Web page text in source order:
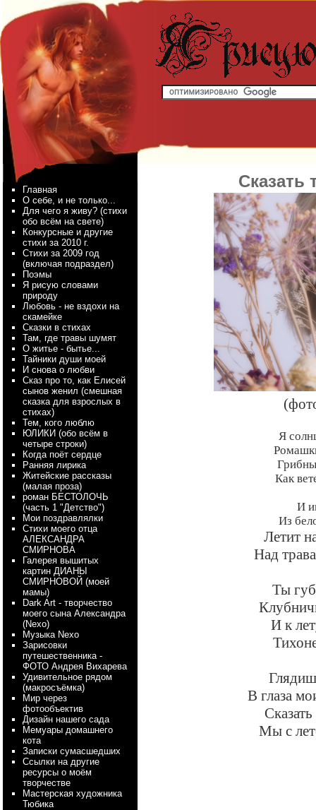
Главная
О себе, и не только...
Для чего я живу? (стихи
обо всём на свете)
Конкурсные и другие
стихи за 2010 г.
Стихи за 2009 год
(включая подраздел)
Поэмы
Я рисую словами
природу
Любовь - не вздохи на
скамейке
Сказки в стихах
Там, где травы шумят
О житье - бытье...
Тайники души моей
И снова о любви
Сказ про то, как Елисей
сынов женил (смешная
сказка для взрослых в
стихах)
Тем, кого люблю
ЮЛИКИ (обо всём в
четыре строки)
Когда поёт сердце
Ранняя лирика
Житейские рассказы
(малая проза)
роман БЕСТОЛОЧЬ
(часть 1 "Детство")
Мои поздравлялки
Стихи моего отца
АЛЕКСАНДРА
СМИРНОВА
Галерея вышитых
картин ДИАНЫ
СМИРНОВОЙ (моей
мамы)
Dark Art - творчество
моего сына Александра
(Nexo)
Myзыка Nexo
Зарисовки
путешественника -
ФОТО Андрея Вихарева
Удивительное рядом
(макросъёмка)
Мир через
фотообъектив
Дизайн нашего сада
Мемуары домашнего
кота
Записки сумасшедших
Ссылки на другие
ресурсы о моём
творчестве
Мастерская художника
Тюбика
Сказать
Я
Как
И
Из
Летит
Над
Ты
И к
В глаза
Мы с